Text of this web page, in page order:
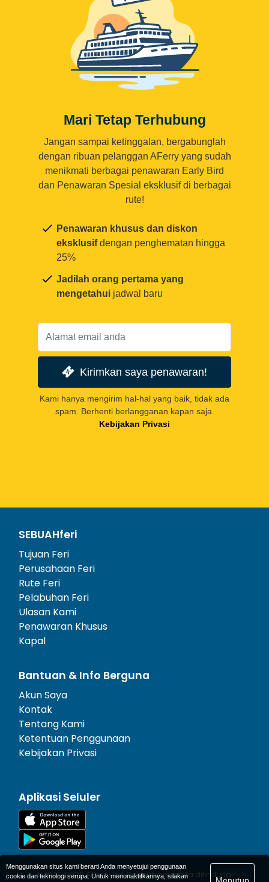
Mari Tetap Terhubung
Jangan sampai ketinggalan, bergabunglah
dengan ribuan pelanggan AFerry yang sudah
menikmati berbagai penawaran Early Bird
dan Penawaran Spesial eksklusif di berbagai
rute!
Penawaran khusus dan diskon
eksklusifdengan penghematan hingga
25%
Jadilah orang pertama yang
mengetahui jadwal baru
Kirimkan saya penawaran!
Kami hanya mengirim hal-hal yang baik, tidak ada
spam. Berhenti berlangganan kapan saja.
Kebijakan Privasi
SEBUAHferi
Tujuan Feri
Perusahaan Feri
Rute Feri
Pelabuhan Feri
Ulasan Kami
Penawaran Khusus
Kapal
Bantuan & Info Berguna
Akun Saya
Kontak
Tentang Kami
Ketentuan Penggunaan
Kebijakan Privasi
Aplikasi Seluler
© 1977-2026AFerry Ltd. Seluruh hak cipta dilindungi
Menggunakan situs kami berarti Anda menyetujui penggunaan
cookie dan teknologi serupa. Untuk menonaktifkannya, silakan